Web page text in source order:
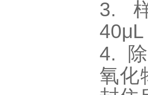
3.
4.
氧化